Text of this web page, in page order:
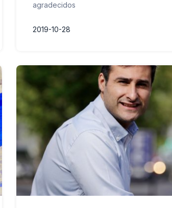
agradecidos
2019-10-28